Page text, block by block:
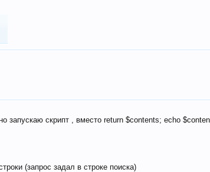
запускаю скрипт , вместо return $contents; echo
(запрос задал в строке поиска)